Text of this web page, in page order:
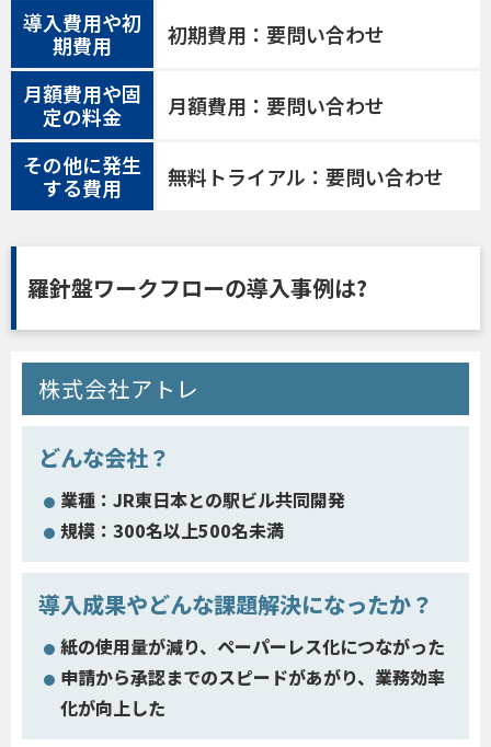
導入費用や初
期費用
初期費用：要問い合わせ
月額費用や固
定の料金
月額費用：要問い合わせ
その他に発生
する費用
無料トライアル：要問い合わせ
羅針盤ワークフローの導入事例は?
株式会社アトレ
どんな会社？
業種：JR東日本との駅ビル共同開発
規模：300名以上500名未満
導入成果やどんな課題解決になったか？
紙の使用量が減り、ペーパーレス化につながった
申請から承認までのスピードがあがり、業務効率
化が向上した